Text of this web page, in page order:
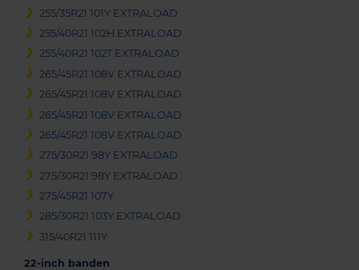
255/35R21 101Y EXTRALOAD
255/40R21 102H EXTRALOAD
255/40R21 102T EXTRALOAD
265/45R21 108V EXTRALOAD
265/45R21 108V EXTRALOAD
265/45R21 108V EXTRALOAD
265/45R21 108V EXTRALOAD
275/30R21 98Y EXTRALOAD
275/30R21 98Y EXTRALOAD
275/45R21 107Y
285/30R21 103Y EXTRALOAD
315/40R21 111Y
22-inch banden